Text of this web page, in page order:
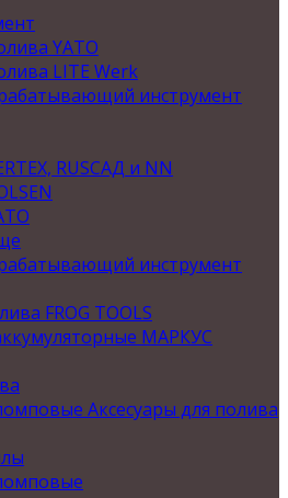
YATO
LITE Werk
инструмент
RUSСАД и NN
инструмент
FROG TOOLS
МАРКУС
Аксесуары для полива